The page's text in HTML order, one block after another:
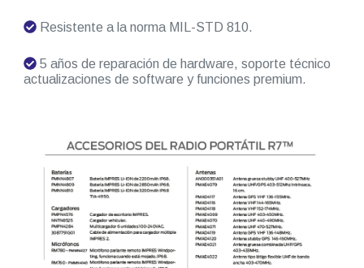
Resistente a la norma MIL-STD 810.
5 años de reparación de hardware, soporte técnico
actualizaciones de software y funciones premium.